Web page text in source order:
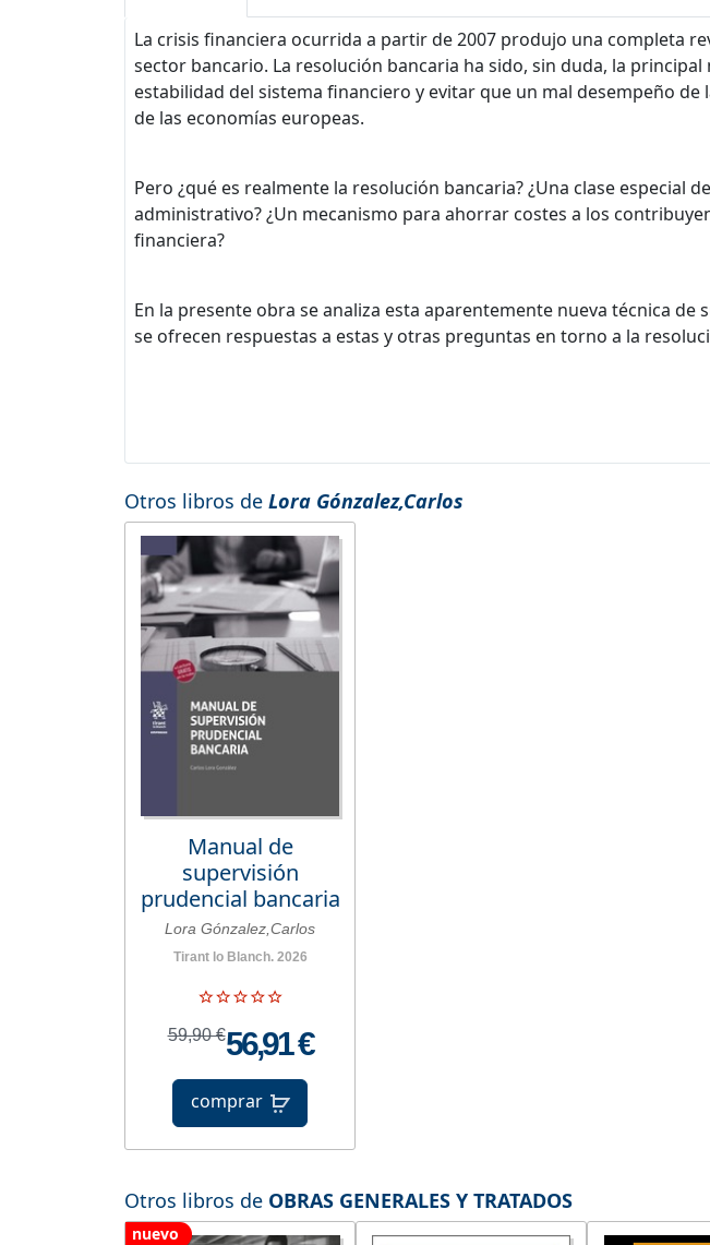
La crisis financiera ocurrida a partir de 2007 produjo una completa
sector bancario. La resolución bancaria ha sido, sin duda, la
estabilidad del sistema financiero y evitar que un mal desempeño
de las economías europeas.
Pero ¿qué es realmente la resolución bancaria? ¿Una clase especial
administrativo? ¿Un mecanismo para ahorrar costes a los
financiera?
En la presente obra se analiza esta aparentemente nueva técnica
se ofrecen respuestas a estas y otras preguntas en torno a la
Otros libros de Lora Gónzalez,Carlos
Manual de
supervisión
prudencial bancaria
Lora Gónzalez,Carlos
Tirant lo Blanch. 2026
59,90 €56,91 €
comprar
Otros libros de OBRAS GENERALES Y TRATADOS
nuevo